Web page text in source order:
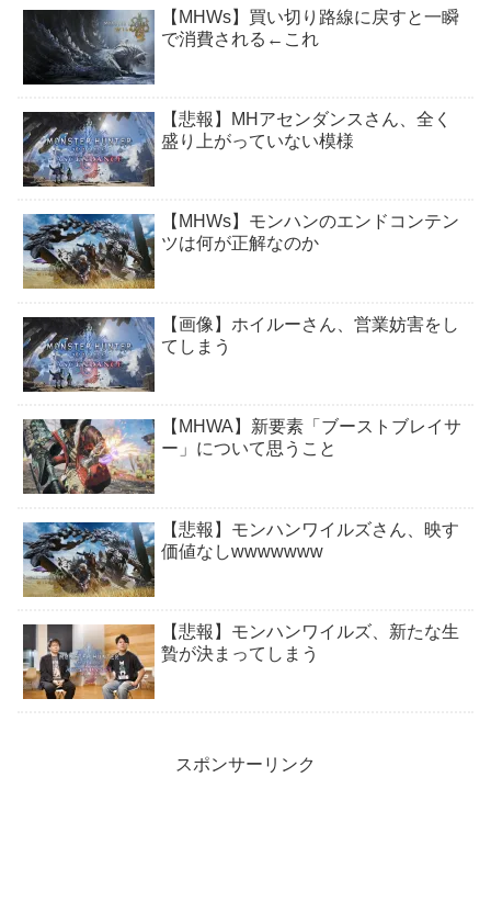
【MHWs】買い切り路線に戻すと一瞬
で消費される←これ
【悲報】MHアセンダンスさん、全く
盛り上がっていない模様
【MHWs】モンハンのエンドコンテン
ツは何が正解なのか
【画像】ホイルーさん、営業妨害をし
てしまう
【MHWA】新要素「ブーストブレイサ
ー」について思うこと
【悲報】モンハンワイルズさん、映す
価値なしwwwwwww
【悲報】モンハンワイルズ、新たな生
贄が決まってしまう
スポンサーリンク